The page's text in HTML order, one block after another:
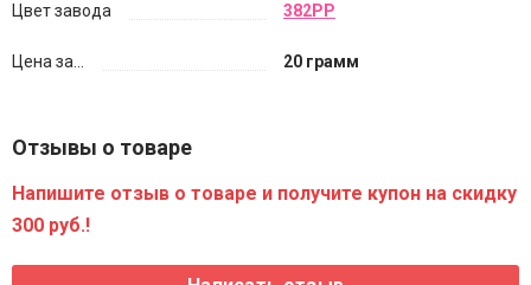
Цвет завода 382PP
Цена за... 20 грамм
Отзывы о товаре
Напишите отзыв о товаре и получите купон на скидку
300 руб.!